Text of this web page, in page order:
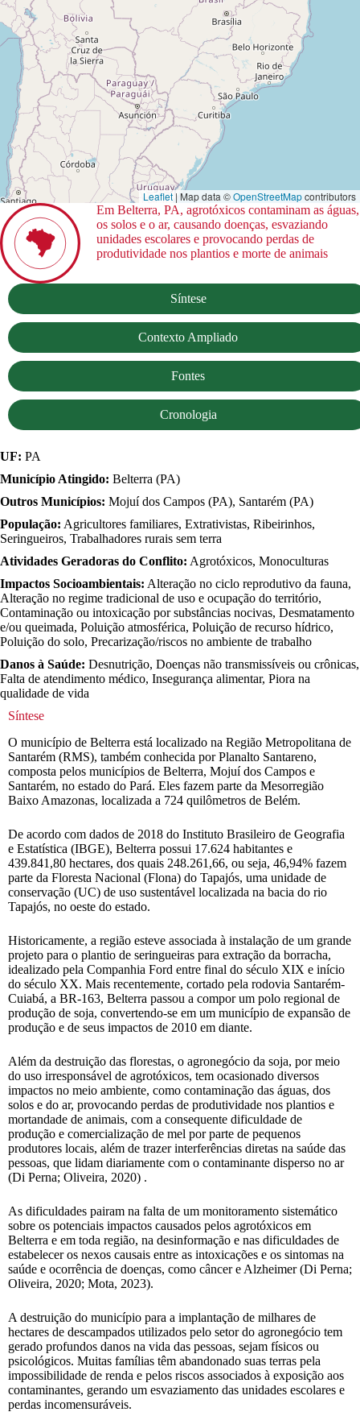
Leaflet | Map data ©OpenStreetMapcontributors
Em Belterra, PA, agrotóxicos contaminam as águas,
os solos e o ar, causando doenças, esvaziando
unidades escolares e provocando perdas de
produtividade nos plantios e morte de animais
Síntese
Contexto Ampliado
Fontes
Cronologia
UF: PA
Município Atingido: Belterra (PA)
Outros Municípios: Mojuí dos Campos (PA), Santarém (PA)
População: Agricultores familiares, Extrativistas, Ribeirinhos,
Seringueiros, Trabalhadores rurais sem terra
Atividades Geradoras do Conflito: Agrotóxicos, Monoculturas
Impactos Socioambientais: Alteração no ciclo reprodutivo da fauna,
Alteração no regime tradicional de uso e ocupação do território,
Contaminação ou intoxicação por substâncias nocivas, Desmatamento
e/ou queimada, Poluição atmosférica, Poluição de recurso hídrico,
Poluição do solo, Precarização/riscos no ambiente de trabalho
Danos à Saúde: Desnutrição, Doenças não transmissíveis ou crônicas,
Falta de atendimento médico, Insegurança alimentar, Piora na
qualidade de vida
Síntese
O município de Belterra está localizado na Região Metropolitana de
Santarém (RMS), também conhecida por Planalto Santareno,
composta pelos municípios de Belterra, Mojuí dos Campos e
Santarém, no estado do Pará. Eles fazem parte da Mesorregião
Baixo Amazonas, localizada a 724 quilômetros de Belém.
De acordo com dados de 2018 do Instituto Brasileiro de Geografia
e Estatística (IBGE), Belterra possui 17.624 habitantes e
439.841,80 hectares, dos quais 248.261,66, ou seja, 46,94% fazem
parte da Floresta Nacional (Flona) do Tapajós, uma unidade de
conservação (UC) de uso sustentável localizada na bacia do rio
Tapajós, no oeste do estado.
Historicamente, a região esteve associada à instalação de um grande
projeto para o plantio de seringueiras para extração da borracha,
idealizado pela Companhia Ford entre final do século XIX e início
do século XX. Mais recentemente, cortado pela rodovia Santarém-
Cuiabá, a BR-163, Belterra passou a compor um polo regional de
produção de soja, convertendo-se em um município de expansão de
produção e de seus impactos de 2010 em diante.
Além da destruição das florestas, o agronegócio da soja, por meio
do uso irresponsável de agrotóxicos, tem ocasionado diversos
impactos no meio ambiente, como contaminação das águas, dos
solos e do ar, provocando perdas de produtividade nos plantios e
mortandade de animais, com a consequente dificuldade de
produção e comercialização de mel por parte de pequenos
produtores locais, além de trazer interferências diretas na saúde das
pessoas, que lidam diariamente com o contaminante disperso no ar
(Di Perna; Oliveira, 2020) .
As dificuldades pairam na falta de um monitoramento sistemático
sobre os potenciais impactos causados pelos agrotóxicos em
Belterra e em toda região, na desinformação e nas dificuldades de
estabelecer os nexos causais entre as intoxicações e os sintomas na
saúde e ocorrência de doenças, como câncer e Alzheimer (Di Perna;
Oliveira, 2020; Mota, 2023).
A destruição do município para a implantação de milhares de
hectares de descampados utilizados pelo setor do agronegócio tem
gerado profundos danos na vida das pessoas, sejam físicos ou
psicológicos. Muitas famílias têm abandonado suas terras pela
impossibilidade de renda e pelos riscos associados à exposição aos
contaminantes, gerando um esvaziamento das unidades escolares e
perdas incomensuráveis.